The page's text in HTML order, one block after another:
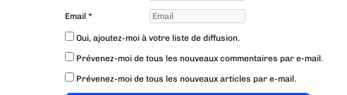
Email *
Oui, ajoutez-moi à votre liste de diffusion.
Prévenez-moi de tous les nouveaux commentaires par e-mail.
Prévenez-moi de tous les nouveaux articles par e-mail.